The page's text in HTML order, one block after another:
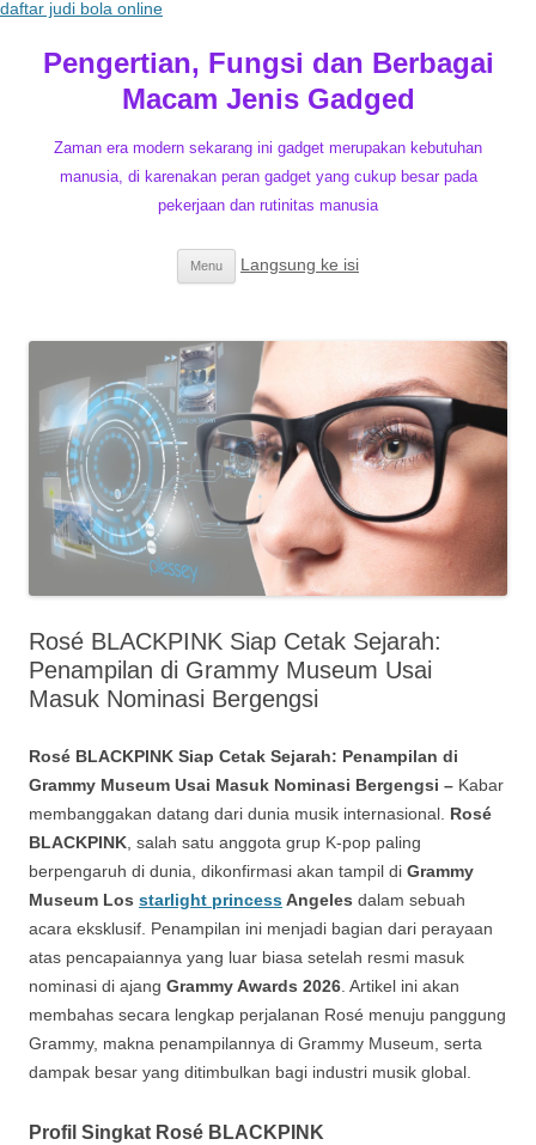
daftar judi bola online
Pengertian, Fungsi dan Berbagai
Macam Jenis Gadged
Zaman era modern sekarang ini gadget merupakan kebutuhan
manusia, di karenakan peran gadget yang cukup besar pada
pekerjaan dan rutinitas manusia
Menu Langsung ke isi
Rosé BLACKPINK Siap Cetak Sejarah:
Penampilan di Grammy Museum Usai
Masuk Nominasi Bergengsi
Rosé BLACKPINK Siap Cetak Sejarah: Penampilan di
Grammy Museum Usai Masuk Nominasi Bergengsi – Kabar
membanggakan datang dari dunia musik internasional. Rosé
BLACKPINK, salah satu anggota grup K-pop paling
berpengaruh di dunia, dikonfirmasi akan tampil di Grammy
Museum Los starlight princessAngeles dalam sebuah
acara eksklusif. Penampilan ini menjadi bagian dari perayaan
atas pencapaiannya yang luar biasa setelah resmi masuk
nominasi di ajang Grammy Awards 2026. Artikel ini akan
membahas secara lengkap perjalanan Rosé menuju panggung
Grammy, makna penampilannya di Grammy Museum, serta
dampak besar yang ditimbulkan bagi industri musik global.
Profil Singkat Rosé BLACKPINK